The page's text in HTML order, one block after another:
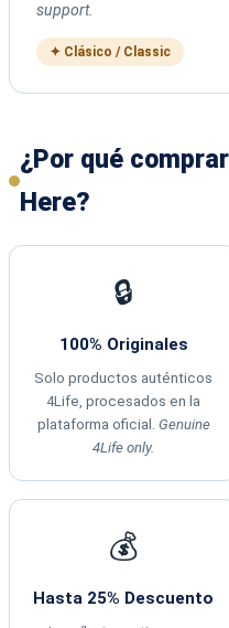
support.
✦ Clásico / Classic
¿Por qué
Here?
🔒
100% Originales
Solo productos auténticos
4Life, procesados en la
plataforma oficial. Genuine
4Life only.
💰
Hasta 25% Descuento